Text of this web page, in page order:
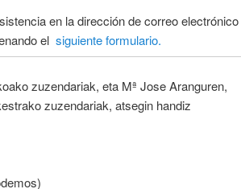
en la dirección de correo electrónico
el siguiente formulario.
zuzendariak, eta Mª Jose Aranguren,
zuzendariak, atsegin handiz